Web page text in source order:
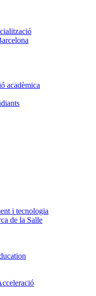
acadèmica
i tecnologia
de la Salle